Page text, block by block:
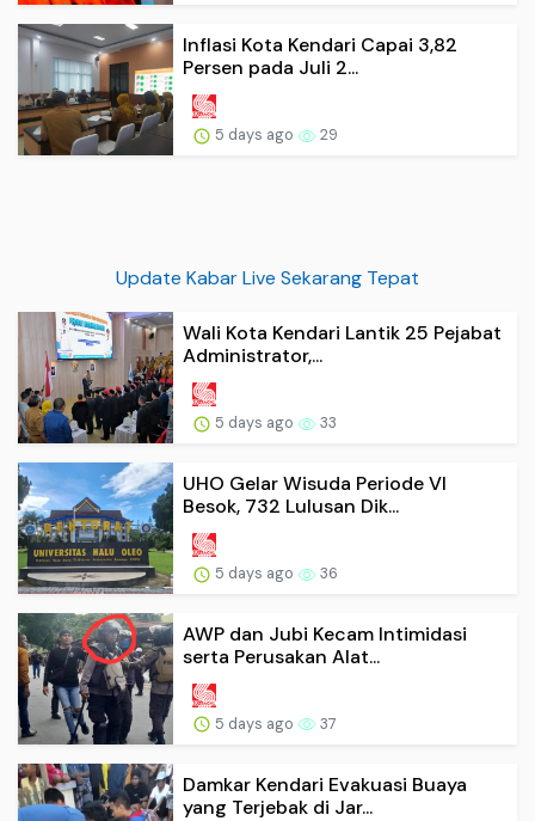
Inflasi Kota Kendari Capai 3,82
Persen pada Juli 2...
5 days ago 29
Update Kabar Live Sekarang Tepat
Wali Kota Kendari Lantik 25 Pejabat
Administrator,...
5 days ago 33
UHO Gelar Wisuda Periode VI
Besok, 732 Lulusan Dik...
5 days ago 36
AWP dan Jubi Kecam Intimidasi
serta Perusakan Alat...
5 days ago 37
Damkar Kendari Evakuasi Buaya
yang Terjebak di Jar...